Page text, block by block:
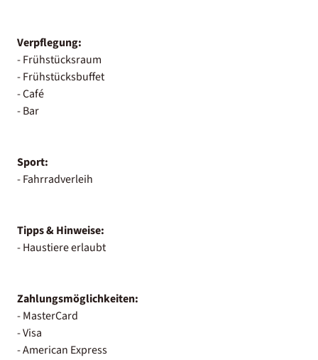
Verpflegung:
- Frühstücksraum
- Frühstücksbuffet
- Café
- Bar
Sport:
- Fahrradverleih
Tipps & Hinweise:
- Haustiere erlaubt
Zahlungsmöglichkeiten:
- MasterCard
- Visa
- American Express